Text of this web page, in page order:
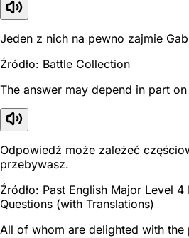
Jeden z nich na pewno zajmie
Źródło: Battle Collection
The answer may depend in part
Odpowiedź może zależeć
przebywasz.
Źródło: Past English Major Level 4
Questions (with Translations)
All of whom are delighted with the